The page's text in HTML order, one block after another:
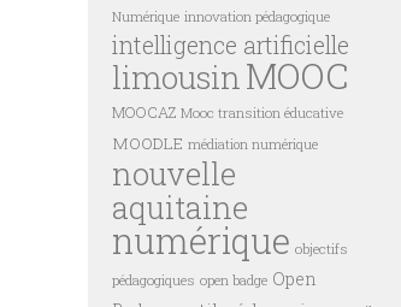
Numérique innovation pédagogique
intelligence artificielle
limousin MOOC
MOOCAZ Mooc transition éducative
MOODLE médiation numérique
nouvelle
aquitaine
numérique objectifs
pédagogiques open badge Open